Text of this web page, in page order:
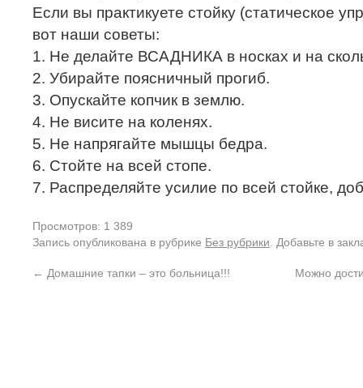
Если вы практикуете стойку (статическое
вот наши советы:
1. Не делайте ВСАДНИКА в носках и на
2. Убирайте поясничный прогиб.
3. Опускайте копчик в землю.
4. Не висите на коленях.
5. Не напрягайте мышцы бедра.
6. Стойте на всей стопе.
7. Распределяйте усилие по всей стойке,
Просмотров: 1 389
Запись опубликована в рубрике Без рубрики . Добавьте в
← Домашние тапки – это больница!!! Можно